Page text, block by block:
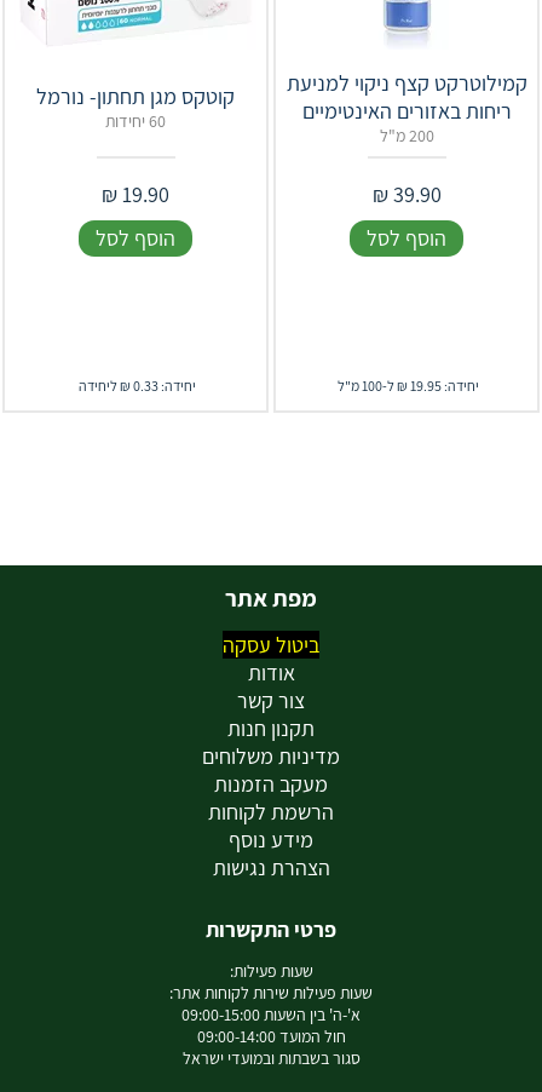
קמילוטרקט קצף ניקוי למניעת
ריחות באזורים האינטימיים
200 מ"ל
39.90
₪
הוסף לסל
יחידה: 19.95 ₪ ל-100 מ"ל
קוטקס מגן תחתון- נורמל
60 יחידות
19.90
₪
הוסף לסל
יחידה: 0.33 ₪ ליחידה
מפת אתר
ביטול עסקה
אודות
צור קשר
תקנון חנות
מדיניות משלוחים
מעקב הזמנות
הרשמת לקוחות
מידע נוסף
הצהרת נגישות
פרטי התקשרות
שעות פעילות:
שעות פעילות שירות לקוחות אתר:
א'-ה' בין השעות 09:00-15:00
חול המועד 09:00-14:00
סגור בשבתות ובמועדי ישראל